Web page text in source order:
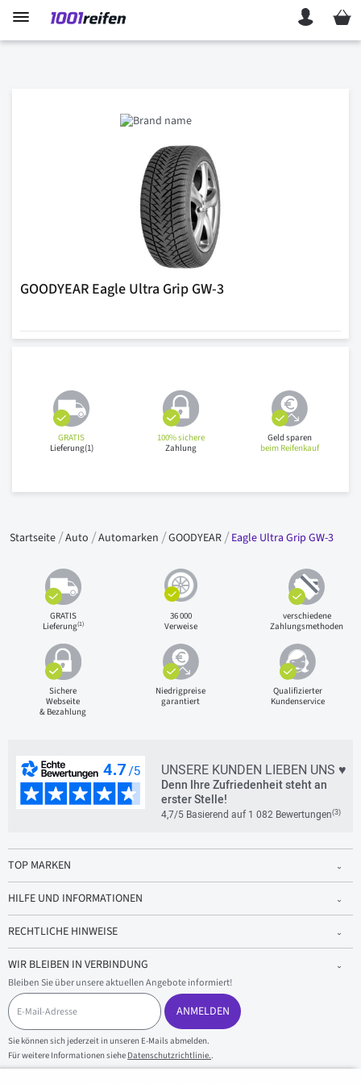
Mein
GOODYEAR Eagle Ultra Grip GW-3
GRATIS
Lieferung(1)
100% sichere
Zahlung
Geld sparen
beim Reifenkauf
Startseite Auto Automarken GOODYEAR Eagle Ultra Grip GW-3
GRATIS
Lieferung(1)
36 000
Verweise
verschiedene
Zahlungsmethoden
Sichere
Webseite
& Bezahlung
Niedrigpreise
garantiert
Qualifizierter
Kundenservice
UNSERE KUNDEN LIEBEN UNS ♥
Denn Ihre Zufriedenheit steht an
erster Stelle!
4,7/5 Basierend auf 1 082 Bewertungen(3)
TOP MARKEN
HILFE UND INFORMATIONEN
RECHTLICHE HINWEISE
WIR BLEIBEN IN VERBINDUNG
Bleiben Sie über unsere aktuellen Angebote informiert!
E
-
M
a
i
l
ANMELDEN
Sie können sich jederzeit in unseren E-Mails abmelden.
Für weitere Informationen siehe Datenschutzrichtlinie..